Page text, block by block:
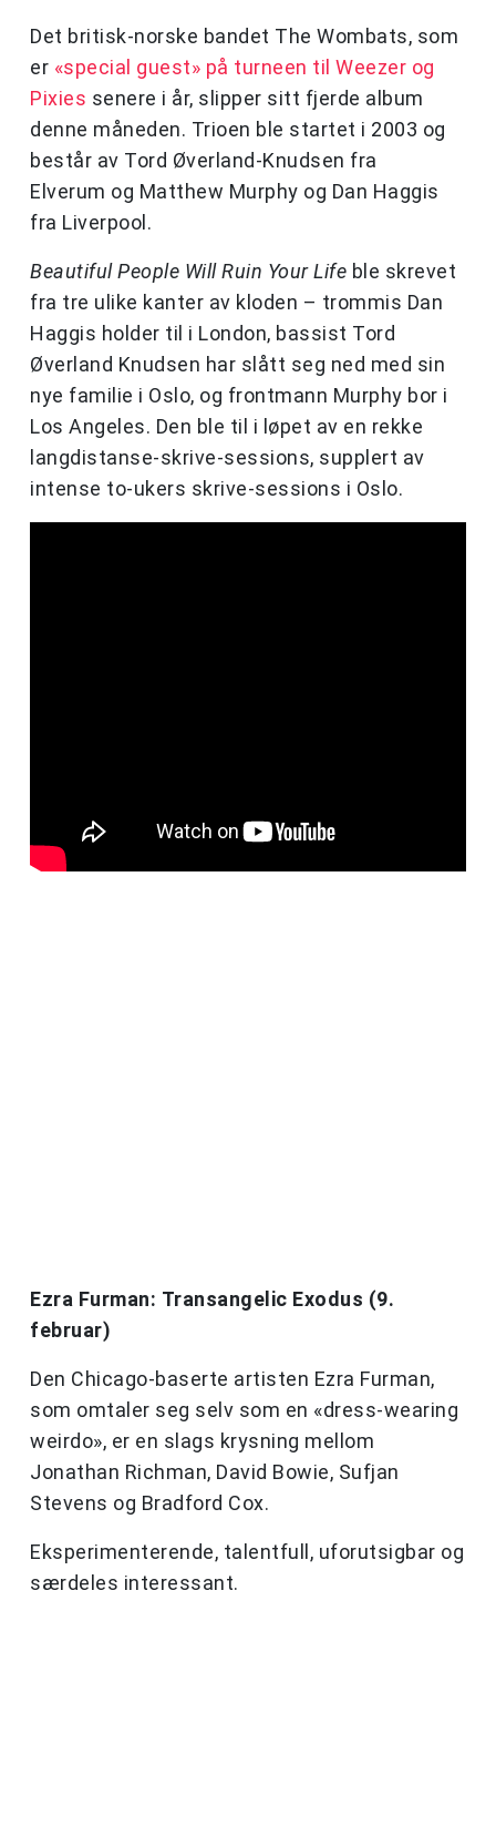
Det britisk-norske bandet The Wombats, som
er «special guest» på turneen til Weezer og
Pixies senere i år, slipper sitt fjerde album
denne måneden. Trioen ble startet i 2003 og
består av Tord Øverland-Knudsen fra
Elverum og Matthew Murphy og Dan Haggis
fra Liverpool.
Beautiful People Will Ruin Your Life ble skrevet
fra tre ulike kanter av kloden – trommis Dan
Haggis holder til i London, bassist Tord
Øverland Knudsen har slått seg ned med sin
nye familie i Oslo, og frontmann Murphy bor i
Los Angeles. Den ble til i løpet av en rekke
langdistanse-skrive-sessions, supplert av
intense to-ukers skrive-sessions i Oslo.
Ezra Furman: Transangelic Exodus (9.
februar)
Den Chicago-baserte artisten Ezra Furman,
som omtaler seg selv som en «dress-wearing
weirdo», er en slags krysning mellom
Jonathan Richman, David Bowie, Sufjan
Stevens og Bradford Cox.
Eksperimenterende, talentfull, uforutsigbar og
særdeles interessant.